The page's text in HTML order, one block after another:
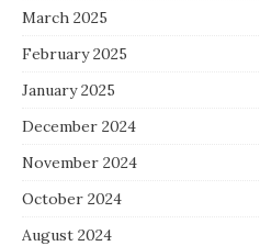
March 2025
February 2025
January 2025
December 2024
November 2024
October 2024
August 2024